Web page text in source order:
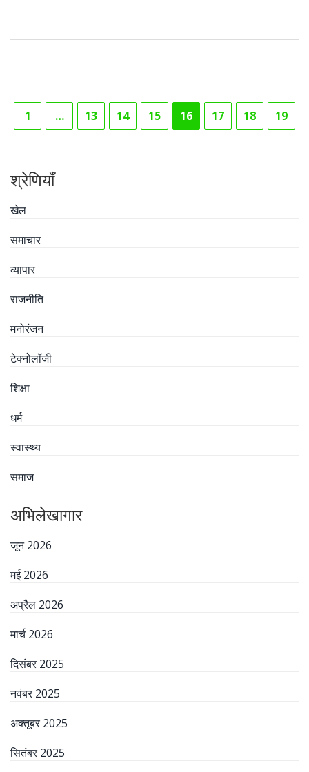
1 … 13 14 15 16 17 18 19
श्रेणियाँ
खेल
समाचार
व्यापार
राजनीति
मनोरंजन
टेक्नोलॉजी
शिक्षा
धर्म
स्वास्थ्य
समाज
अभिलेखागार
जून 2026
मई 2026
अप्रैल 2026
मार्च 2026
दिसंबर 2025
नवंबर 2025
अक्तूबर 2025
सितंबर 2025